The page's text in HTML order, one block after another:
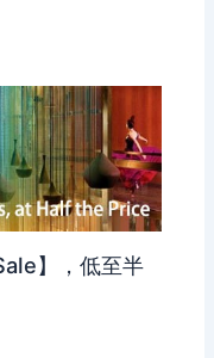
】，低至半